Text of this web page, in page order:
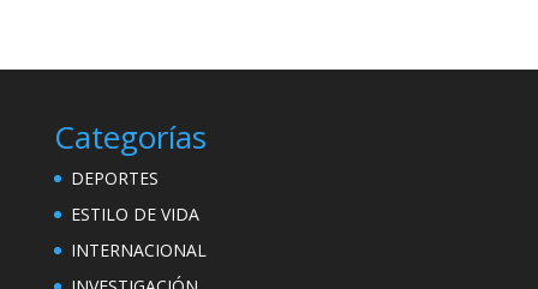
Categorías
DEPORTES
ESTILO DE VIDA
INTERNACIONAL